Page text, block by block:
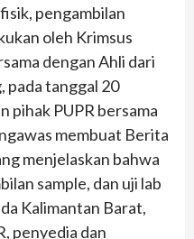
pengambilan
oleh Krimsus
dengan Ahli dari
pada tanggal 20
pihak PUPR bersama
membuat Berita
menjelaskan bahwa
sample, dan uji lab
Kalimantan Barat,
penyedia dan